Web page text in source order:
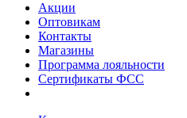
Акции
Оптовикам
Контакты
Магазины
Программа лояльности
Сертификаты ФСС